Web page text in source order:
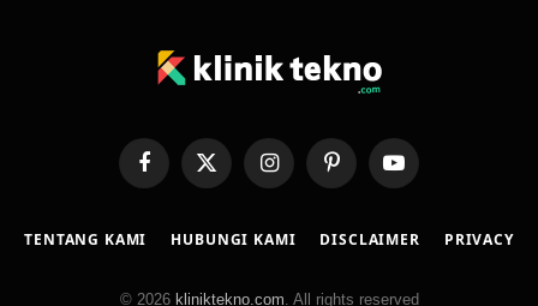
FacebookX
InstagramPinterestYouTube
TENTANG KAMI HUBUNGI KAMI DISCLAIMER PRIVACY
© 2026 kliniktekno.com. All rights reserved